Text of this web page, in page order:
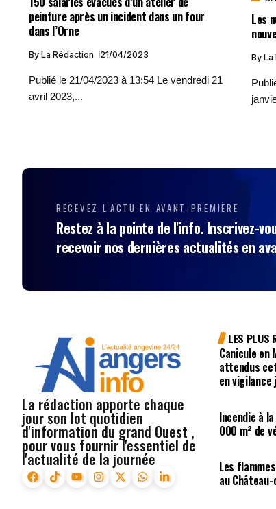
peinture après un incident dans un four
dans l’Orne
By La Rédaction 21/04/2023
Publié le 21/04/2023 à 13:54 Le vendredi 21
avril 2023,...
Les
By La
RECEVEZ L'ACTU EN AVANT-PREMIÈRE
Restez à la pointe de l'info. Inscrivez-
recevoir nos dernières actualités en
La rédaction apporte chaque
jour son lot quotidien
d'information du grand Ouest ,
pour vous fournir l'essentiel de
l'actualité de la journée
LES PLUS
Canicule en
attendus
en vigilance
Incendie à
000 m² de
Les
au Château-